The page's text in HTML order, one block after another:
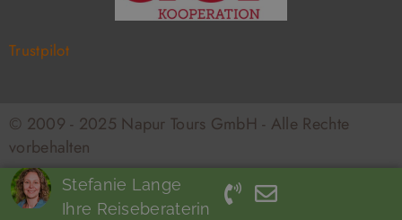
Trustpilot
© 2009 - 2025 Napur Tours GmbH - Alle Rechte
vorbehalten
Stefanie Lange
Ihre Reiseberaterin